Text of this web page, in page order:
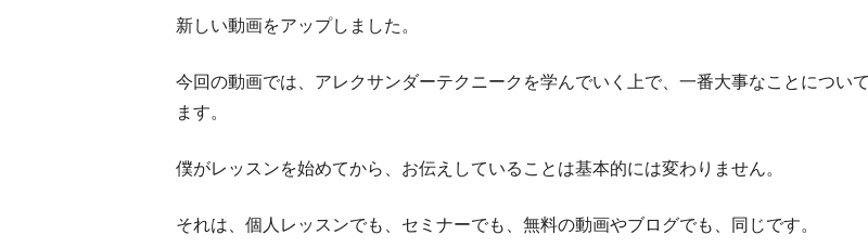
新しい動画をアップしました。
今回の動画では、アレクサンダーテクニークを学んでいく上で、一番大事なことについ
ます。
僕がレッスンを始めてから、お伝えしていることは基本的には変わりません。
それは、個人レッスンでも、セミナーでも、無料の動画やブログでも、同じです。